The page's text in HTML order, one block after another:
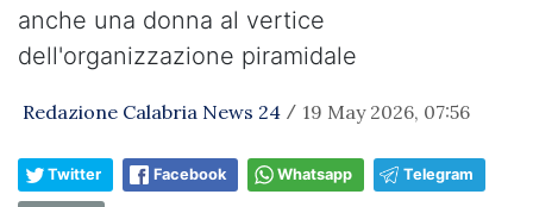
anche una donna al vertice
dell'organizzazione piramidale
Redazione Calabria News 24 / 19 May 2026, 07:56
Twitter Facebook Whatsapp Telegram